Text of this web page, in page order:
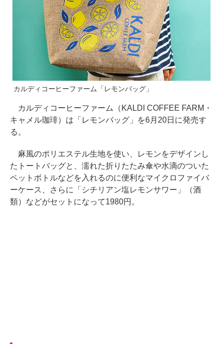
カルディコーヒーファーム「レモンバッグ」
カルディコーヒーファーム（KALDI COFFEE FARM・
キャメル珈琲）は「レモンバッグ」を6月20日に発売す
る。
麻風のポリエステル生地を使い、レモンをデザインし
たトートバッグと、濡れた折りたたみ傘や水滴のついた
ペットボトルなどを入れるのに便利なマイクロファイバ
ーケース、さらに「シチリアン塩レモンサワー」（酒
類）などがセットになって1980円。